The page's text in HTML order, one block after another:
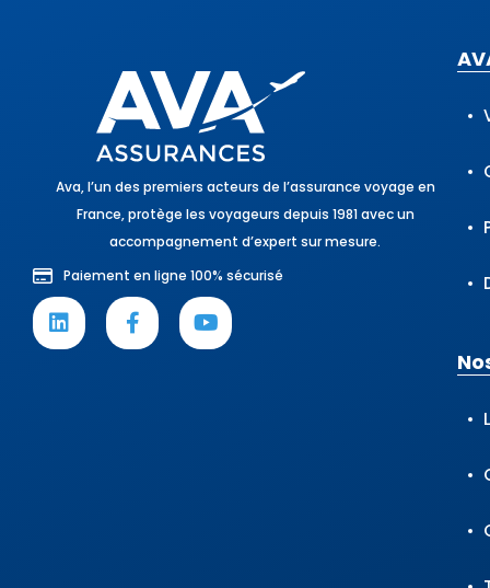
Ava, l’un des premiers acteurs de l’assurance voyage en
France, protège les voyageurs depuis 1981 avec un
accompagnement d’expert sur mesure.
Paiement en ligne 100% sécurisé